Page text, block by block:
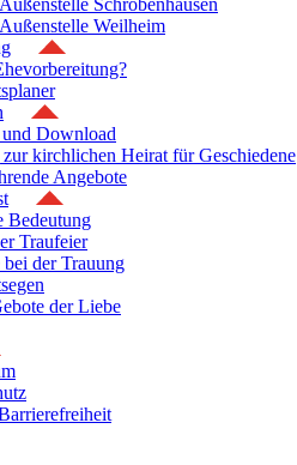
Schrobenhausen
Weilheim
Download
kirchlichen Heirat für Geschiedene
Angebote
Bedeutung
Traufeier
bei der Trauung
der Liebe